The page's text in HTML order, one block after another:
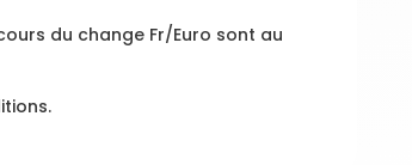
du change Fr/Euro sont au